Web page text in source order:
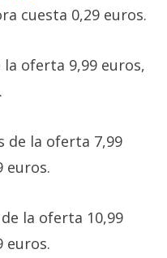
cuesta 0,29 euros.
oferta 9,99 euros,
de la oferta 7,99
euros.
la oferta 10,99
euros.